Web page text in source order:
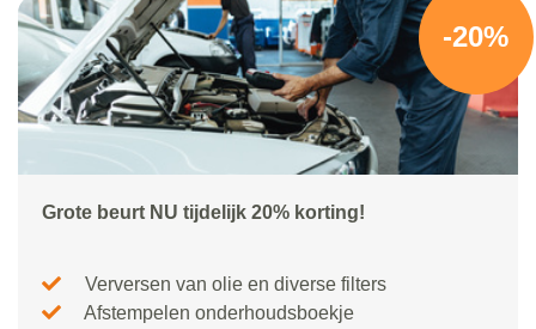
-20%
Grote beurt NU tijdelijk 20% korting!
Verversen van olie en diverse filters
Afstempelen onderhoudsboekje